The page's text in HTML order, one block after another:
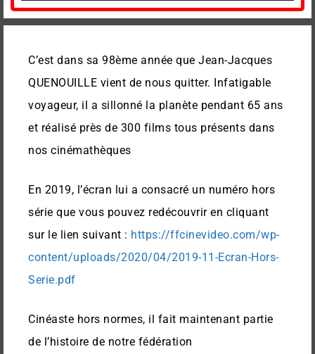
C’est dans sa 98ème année que Jean-Jacques
QUENOUILLE vient de nous quitter. Infatigable
voyageur, il a sillonné la planète pendant 65 ans
et réalisé près de 300 films tous présents dans
nos cinémathèques
En 2019, l’écran lui a consacré un numéro hors
série que vous pouvez redécouvrir en cliquant
sur le lien suivant : https://ffcinevideo.com/wp-
content/uploads/2020/04/2019-11-Ecran-Hors-
Serie.pdf
Cinéaste hors normes, il fait maintenant partie
de l’histoire de notre fédération